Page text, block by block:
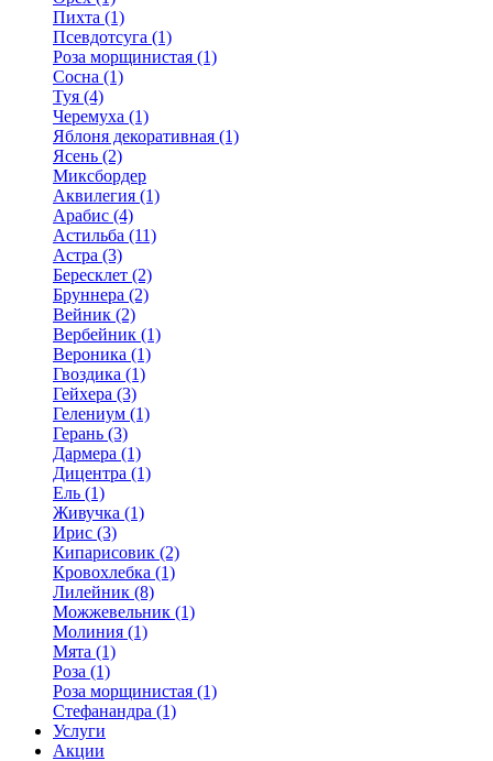
Пихта (1)
Псевдотсуга (1)
Роза морщинистая (1)
Сосна (1)
Туя (4)
Черемуха (1)
Яблоня декоративная (1)
Ясень (2)
Миксбордер
Аквилегия (1)
Арабис (4)
Астильба (11)
Астра (3)
Бересклет (2)
Бруннера (2)
Вейник (2)
Вербейник (1)
Вероника (1)
Гвоздика (1)
Гейхера (3)
Гелениум (1)
Герань (3)
Дармера (1)
Дицентра (1)
Ель (1)
Живучка (1)
Ирис (3)
Кипарисовик (2)
Кровохлебка (1)
Лилейник (8)
Можжевельник (1)
Молиния (1)
Мята (1)
Роза (1)
Роза морщинистая (1)
Стефанандра (1)
Услуги
Акции